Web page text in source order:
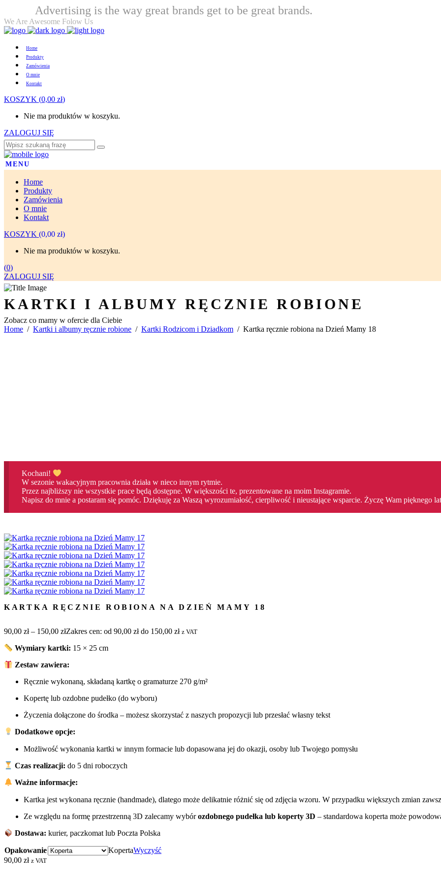
Advertising is the way great brands get to be great brands.
We Are Awesome Folow Us
Home
Produkty
Zamówienia
O mnie
Kontakt
KOSZYK (0,00 zł)
Nie ma produktów w koszyku.
ZALOGUJ SIĘ
MENU
Home
Produkty
Zamówienia
O mnie
Kontakt
KOSZYK (0,00 zł)
Nie ma produktów w koszyku.
(0)
ZALOGUJ SIĘ
KARTKI I ALBUMY RĘCZNIE ROBIONE
Zobacz co mamy w ofercie dla Ciebie
Home / Kartki i albumy ręcznie robione / Kartki Rodzicom i Dziadkom / Kartka ręcznie robiona na Dzień Mamy 18
Kochani!
W sezonie wakacyjnym pracownia działa w nieco innym rytmie.
Przez najbliższy nie wszystkie prace będą dostępne. W większości te, prezentowane na moim Instagramie.
Napisz do mnie a postaram się pomóc. Dziękuję za Waszą wyrozumiałość, cierpliwość i nieustające wsparcie. Życzę Wam pięknego
KARTKA RĘCZNIE ROBIONA NA DZIEŃ MAMY 18
90,00 zł – 150,00 złZakres cen: od 90,00 zł do 150,00 zł z VAT
Wymiary kartki: 15 × 25 cm
Zestaw zawiera:
Ręcznie wykonaną, składaną kartkę o gramaturze 270 g/m²
Kopertę lub ozdobne pudełko (do wyboru)
Życzenia dołączone do środka – możesz skorzystać z naszych propozycji lub przesłać własny tekst
Dodatkowe opcje:
Możliwość wykonania kartki w innym formacie lub dopasowana jej do okazji, osoby lub Twojego pomysłu
Czas realizacji: do 5 dni roboczych
Ważne informacje:
Kartka jest wykonana ręcznie (handmade), dlatego może delikatnie różnić się od zdjęcia wzoru. W przypadku większych zmian
Ze względu na formę przestrzenną 3D zalecamy wybórozdobnego pudełka lub koperty 3D – standardowa koperta może
Dostawa: kurier, paczkomat lub Poczta Polska
Opakowanie KopertaWyczyść
90,00 zł z VAT